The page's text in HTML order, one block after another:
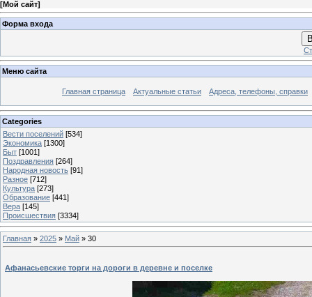
[Мой сайт]
Форма входа
Меню сайта
Главная страница Актуальные статьи Адреса, телефоны, справки
Categories
Вести поселений [534]
Экономика [1300]
Быт [1001]
Поздравления [264]
Народная новость [91]
Разное [712]
Культура [273]
Образование [441]
Вера [145]
Происшествия [3334]
Главная » 2025 » Май » 30
Афанасьевские торги на дороги в деревне и поселке